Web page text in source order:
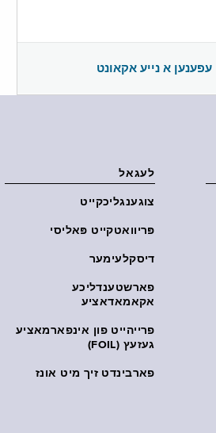
עפענען א נייע אקאונט
לעגאל
צוגענגליכקייט
פּריוואטקייט פּאליסי
דיסקלעימער
פארשטענדליכע
אקאמאדאציע
פרייהייט פון אינפארמאציע
געזעץ (FOIL)
פארבינדט זיך מיט אונז